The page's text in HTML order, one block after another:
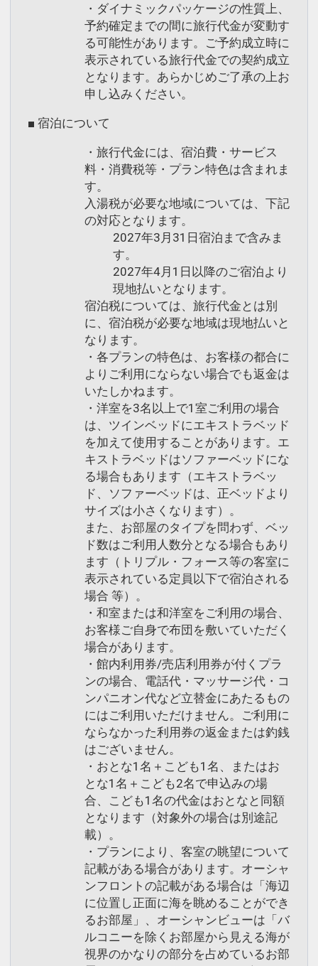
・ダイナミックパッケージの性質上、
予約確定までの間に旅行代金が変動す
る可能性があります。ご予約成立時に
表示されている旅行代金での契約成立
となります。あらかじめご了承の上お
申し込みください。
■ 宿泊について
・旅行代金には、宿泊費・サービス
料・消費税等・プラン特色は含まれま
す。
入湯税が必要な地域については、下記
の対応となります。
2027年3月31日宿泊まで含みま
す。
2027年4月1日以降のご宿泊より
現地払いとなります。
宿泊税については、旅行代金とは別
に、宿泊税が必要な地域は現地払いと
なります。
・各プランの特色は、お客様の都合に
よりご利用にならない場合でも返金は
いたしかねます。
・洋室を3名以上で1室ご利用の場合
は、ツインベッドにエキストラベッド
を加えて使用することがあります。エ
キストラベッドはソファーベッドにな
る場合もあります（エキストラベッ
ド、ソファーベッドは、正ベッドより
サイズは小さくなります）。
また、お部屋のタイプを問わず、ベッ
ド数はご利用人数分となる場合もあり
ます（トリプル・フォース等の客室に
表示されている定員以下で宿泊される
場合 等）。
・和室または和洋室をご利用の場合、
お客様ご自身で布団を敷いていただく
場合があります。
・館内利用券/売店利用券が付くプラ
ンの場合、電話代・マッサージ代・コ
ンパニオン代など立替金にあたるもの
にはご利用いただけません。ご利用に
ならなかった利用券の返金または釣銭
はございません。
・おとな1名＋こども1名、またはお
とな1名＋こども2名で申込みの場
合、こども1名の代金はおとなと同額
となります（対象外の場合は別途記
載）。
・プランにより、客室の眺望について
記載がある場合があります。オーシャ
ンフロントの記載がある場合は「海辺
に位置し正面に海を眺めることができ
るお部屋」、オーシャンビューは「バ
ルコニーを除くお部屋から見える海が
視界のかなりの部分を占めているお部